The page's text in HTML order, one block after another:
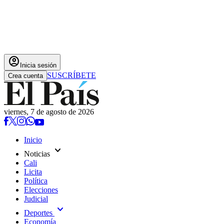
account_circle Inicia sesión
Crea cuenta SUSCRÍBETE
viernes, 7 de agosto de 2026
Inicio
Noticias expand_more
Cali
Licita
Política
Elecciones
Judicial
Deportes expand_more
Economía